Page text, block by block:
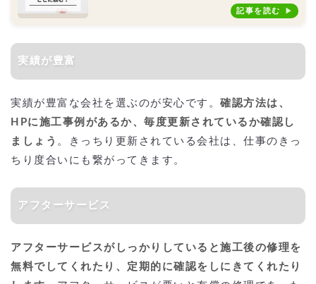
記事を読む
実績が豊富
実績が豊富な会社を選ぶのが安心です。 確認方法は、
HPに施工事例があるか、毎度更新されているか確認し
ましょう 。きっちり更新されている会社は、仕事のきっ
ちり度合いにも繋がってきます。
アフターサービス
アフターサービスがしっかりしていると施工後の修理を
無料でしてくれたり、定期的に確認をしにきてくれたり